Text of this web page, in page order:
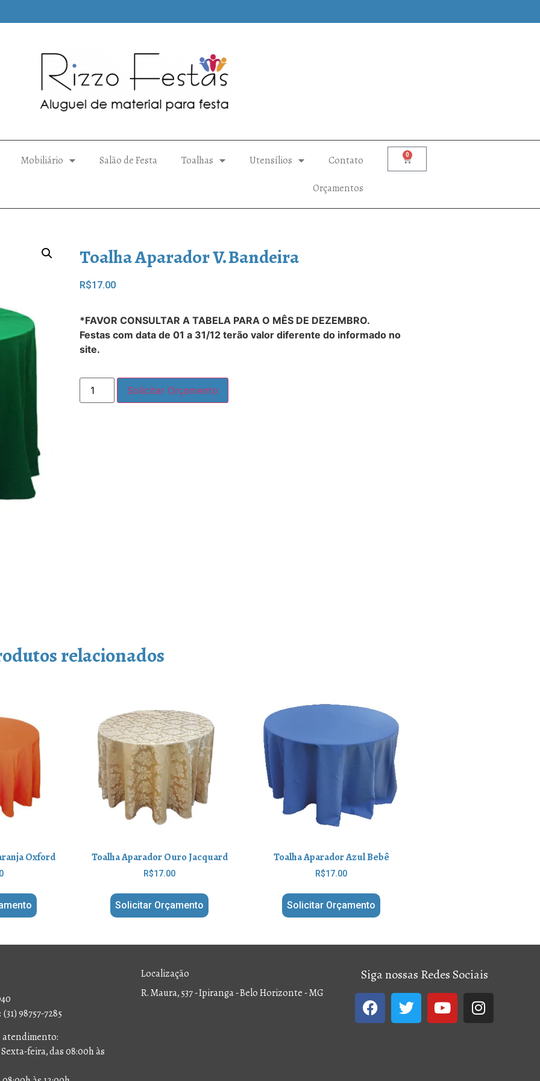
Mobiliário Salão de Festa Toalhas Utensílios
Contato
Orçamentos
0
Toalha Aparador V. Bandeira
R$17.00
*FAVOR CONSULTAR A TABELA PARA O MÊS DE DEZEMBRO.
Festas com data de 01 a 31/12 terão valor diferente do informado no
site.
Solicitar Orçamento
relacionados
Oxford Toalha Aparador Ouro Jacquard
R$17.00
Solicitar Orçamento
Toalha Aparador Azul Bebê
R$17.00
Solicitar Orçamento
98757-7285
feira, das 08:00h às
Localização
R. Maura, 537 - Ipiranga - Belo Horizonte - MG
Siga nossas Redes Sociais